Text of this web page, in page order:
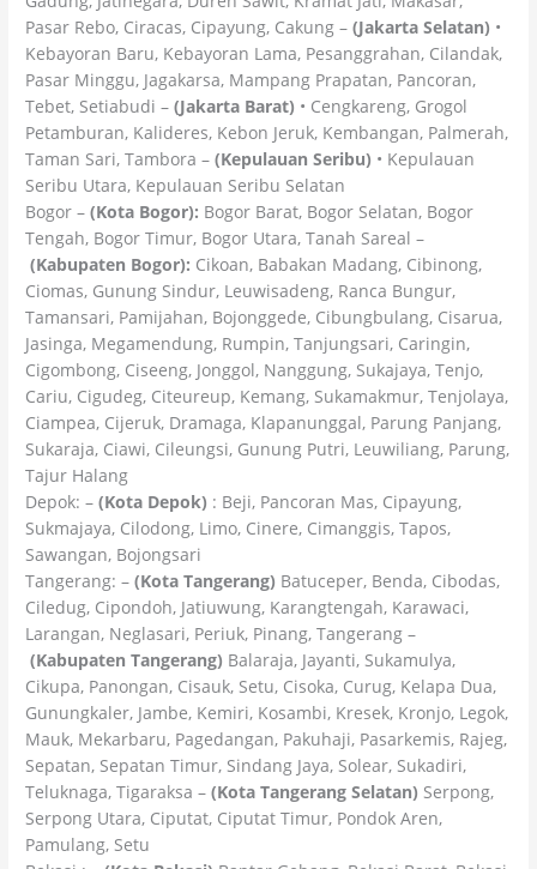
Pasar Rebo, Ciracas, Cipayung, Cakung –(Jakarta Selatan) •
Kebayoran Baru, Kebayoran Lama, Pesanggrahan, Cilandak,
Pasar Minggu, Jagakarsa, Mampang Prapatan, Pancoran,
Tebet, Setiabudi –(Jakarta Barat) • Cengkareng, Grogol
Petamburan, Kalideres, Kebon Jeruk, Kembangan, Palmerah,
Taman Sari, Tambora –(Kepulauan Seribu) • Kepulauan
Seribu Utara, Kepulauan Seribu Selatan
Bogor –(Kota Bogor): Bogor Barat, Bogor Selatan, Bogor
Tengah, Bogor Timur, Bogor Utara, Tanah Sareal –
(Kabupaten Bogor): Cikoan, Babakan Madang, Cibinong,
Ciomas, Gunung Sindur, Leuwisadeng, Ranca Bungur,
Tamansari, Pamijahan, Bojonggede, Cibungbulang, Cisarua,
Jasinga, Megamendung, Rumpin, Tanjungsari, Caringin,
Cigombong, Ciseeng, Jonggol, Nanggung, Sukajaya, Tenjo,
Cariu, Cigudeg, Citeureup, Kemang, Sukamakmur, Tenjolaya,
Ciampea, Cijeruk, Dramaga, Klapanunggal, Parung Panjang,
Sukaraja, Ciawi, Cileungsi, Gunung Putri, Leuwiliang, Parung,
Tajur Halang
Depok: –(Kota Depok) : Beji, Pancoran Mas, Cipayung,
Sukmajaya, Cilodong, Limo, Cinere, Cimanggis, Tapos,
Sawangan, Bojongsari
Tangerang: –(Kota Tangerang) Batuceper, Benda, Cibodas,
Ciledug, Cipondoh, Jatiuwung, Karangtengah, Karawaci,
Larangan, Neglasari, Periuk, Pinang, Tangerang –
(Kabupaten Tangerang) Balaraja, Jayanti, Sukamulya,
Cikupa, Panongan, Cisauk, Setu, Cisoka, Curug, Kelapa Dua,
Gunungkaler, Jambe, Kemiri, Kosambi, Kresek, Kronjo, Legok,
Mauk, Mekarbaru, Pagedangan, Pakuhaji, Pasarkemis, Rajeg,
Sepatan, Sepatan Timur, Sindang Jaya, Solear, Sukadiri,
Teluknaga, Tigaraksa –(Kota Tangerang Selatan) Serpong,
Serpong Utara, Ciputat, Ciputat Timur, Pondok Aren,
Pamulang, Setu